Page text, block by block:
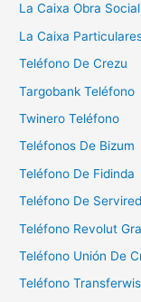
La Caixa Obra
La Caixa
Teléfono De Crezu
Targobank Teléfono
Twinero Teléfono
Teléfonos De Bizum
Teléfono De Fidinda
Teléfono De Servired
Teléfono Revolut
Teléfono Unión De
Teléfono